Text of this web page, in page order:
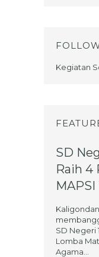
Kegiatan
SD
Raih 4
SD Negeri
Lomba
Agama...